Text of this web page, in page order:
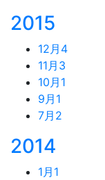
2015
12月 4
11月 3
10月 1
9月 1
7月 2
2014
1月 1